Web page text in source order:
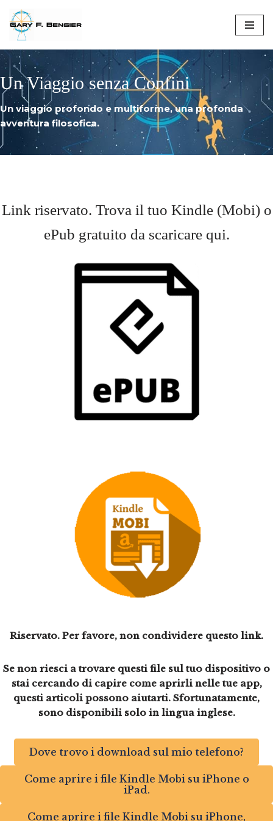
Skip
to
content
Un Viaggio senza Confini
Un viaggio profondo e multiforme, una profonda
avventura filosofica.
Link riservato. Trova il tuo Kindle (Mobi) o
ePub gratuito da scaricare qui.
Riservato. Per favore, non condividere questo link.
Se non riesci a trovare questi file sul tuo dispositivo o
stai cercando di capire come aprirli nelle tue app,
questi articoli possono aiutarti. Sfortunatamente,
sono disponibili solo in lingua inglese.
Dove trovo i download sul mio telefono?
Come aprire i file Kindle Mobi su iPhone o
iPad.
Come aprire i file Kindle Mobi su iPhone,